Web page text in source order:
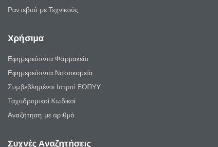
Ραντεβού με Τεχνικούς
Χρήσιμα
Εφημερεύοντα Φαρμακεία
Εφημερεύοντα Νοσοκομεία
Συμβεβλημένοι Ιατροί ΕΟΠΥΥ
Ταχυδρομικοί Κωδικοί
Αναζήτηση με αριθμό
Συχνές Αναζητήσεις